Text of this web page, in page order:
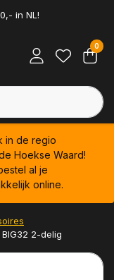
in NL!
0
in de regio
Hoekse Waard!
al je
online.
2-delig